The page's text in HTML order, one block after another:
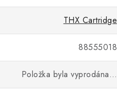
THX Cartridge
88555018
Položka byla vyprodána…